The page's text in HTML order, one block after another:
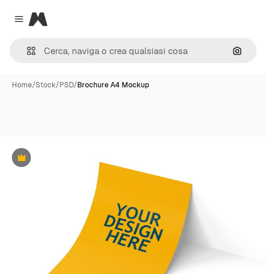
Close menu
Magnific
Cerca
Home/Stock/PSD/Brochure A4 Mockup
Premium